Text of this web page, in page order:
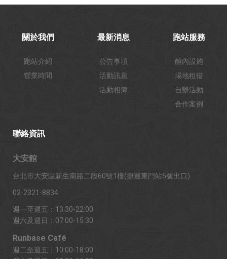
關於我們
跑站介紹
營業時間
最新消息
公告事項
活動訊息
活動相簿
跑站服務
館內設施
場地租借
自辦活動
合作案例
聯絡資訊
大安館
台北市大安區新生南路二段60號1樓(捷運東門站5號出口)
02-2321-8834
週一至週五：13:30-22:00
週六及週日：07:00-15:30
Runbase Café
週二至週五：10:00-18:00